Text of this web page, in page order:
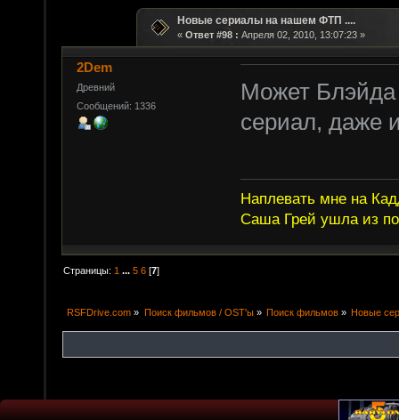
Новые сериалы на нашем ФТП ....
« Ответ #98 : Апреля 02, 2010, 13:07:23 »
2Dem
Древний
Сообщений: 1336
Может
сериал, даже
Наплевать мне на
Саша Грей ушла из
Страницы: 1 ...5 6 [7]
RSFDrive.com » Поиск фильмов / OST'ы» Поиск фильмов» Новые